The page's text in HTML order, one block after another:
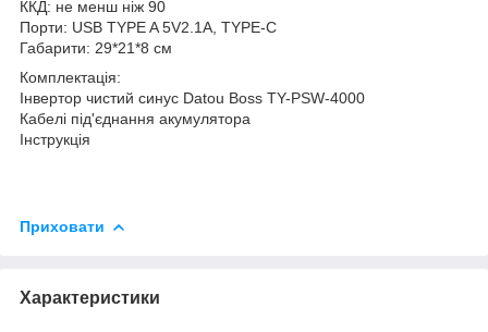
ККД: не менш ніж 90
Порти: USB TYPE A 5V2.1А, TYPE-C
Габарити: 29*21*8 см
Комплектація:
Інвертор чистий синус Datou Boss TY-PSW-4000
Кабелі під'єднання акумулятора
Інструкція
Приховати
Характеристики